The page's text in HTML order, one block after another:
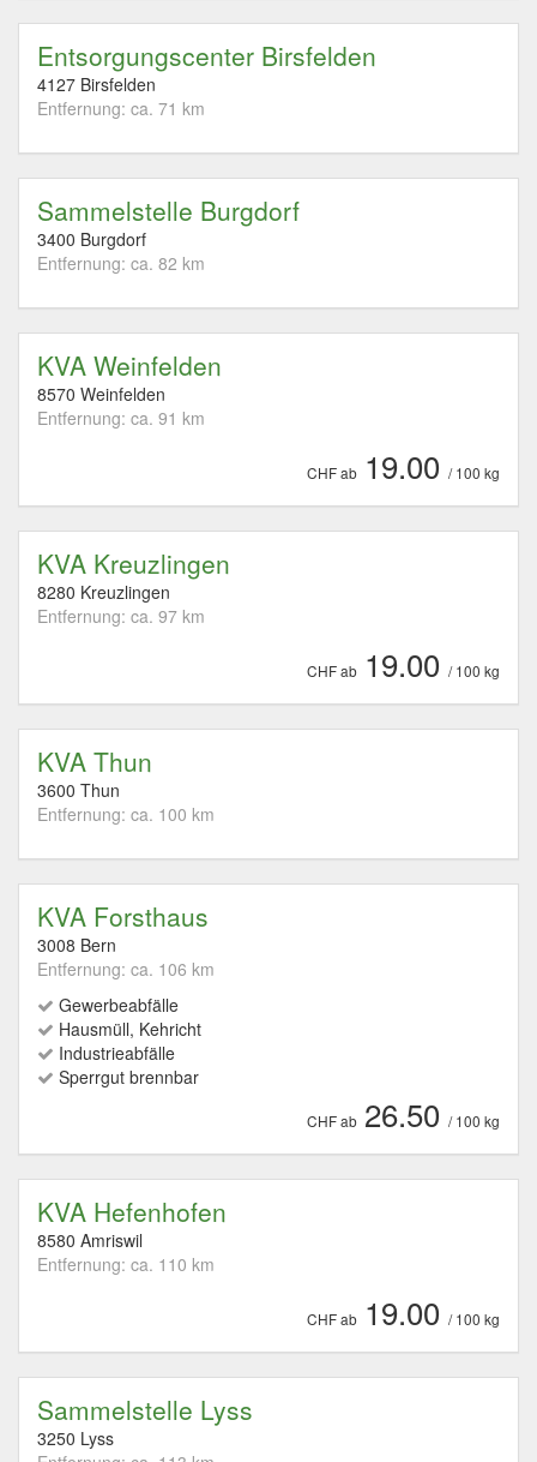
Entsorgungscenter Birsfelden
4127 Birsfelden
Entfernung: ca. 71 km
Sammelstelle Burgdorf
3400 Burgdorf
Entfernung: ca. 82 km
KVA Weinfelden
8570 Weinfelden
Entfernung: ca. 91 km
CHF ab 19.00 / 100 kg
KVA Kreuzlingen
8280 Kreuzlingen
Entfernung: ca. 97 km
CHF ab 19.00 / 100 kg
KVA Thun
3600 Thun
Entfernung: ca. 100 km
KVA Forsthaus
3008 Bern
Entfernung: ca. 106 km
Gewerbeabfälle
Hausmüll, Kehricht
Industrieabfälle
Sperrgut brennbar
CHF ab 26.50 / 100 kg
KVA Hefenhofen
8580 Amriswil
Entfernung: ca. 110 km
CHF ab 19.00 / 100 kg
Sammelstelle Lyss
3250 Lyss